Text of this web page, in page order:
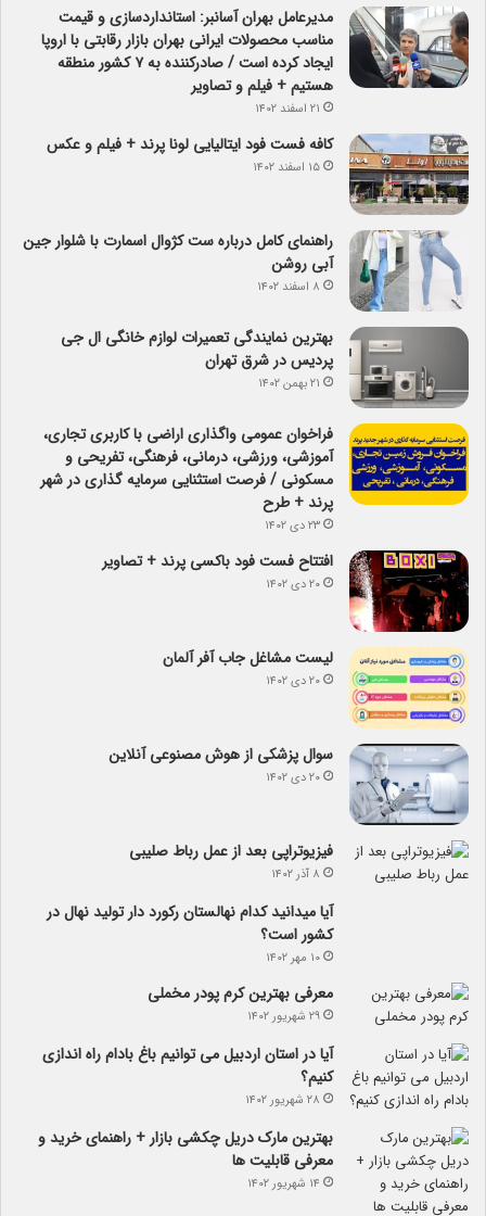
مدیرعامل بهران آسانبر: استانداردسازی و قیمت
مناسب محصولات ایرانی بهران بازار رقابتی با اروپا
ایجاد کرده است / صادرکننده به ۷ کشور منطقه
هستیم + فیلم و تصاویر
۲۱ اسفند ۱۴۰۲
کافه فست فود ایتالیایی لونا پرند + فیلم و عکس
۱۵ اسفند ۱۴۰۲
راهنمای کامل درباره ست کژوال اسمارت با شلوار جین
آبی روشن
۸ اسفند ۱۴۰۲
بهترین نمایندگی تعمیرات لوازم خانگی ال جی
پردیس در شرق تهران
۲۱ بهمن ۱۴۰۲
فراخوان عمومی واگذاری اراضی با کاربری تجاری،
آموزشی، ورزشی، درمانی، فرهنگی، تفریحی و
مسکونی / فرصت استثنایی سرمایه گذاری در شهر
پرند + طرح
۲۳ دی ۱۴۰۲
افتتاح فست فود باکسی پرند + تصاویر
۲۰ دی ۱۴۰۲
لیست مشاغل جاب آفر آلمان
۲۰ دی ۱۴۰۲
سوال پزشکی از هوش مصنوعی آنلاین
۲۰ دی ۱۴۰۲
فیزیوتراپی بعد از عمل رباط صلیبی
۸ آذر ۱۴۰۲
آیا می­دانید کدام نهالستان رکورد دار تولید نهال­ در
کشور است؟
۱۰ مهر ۱۴۰۲
معرفی بهترین کرم پودر مخملی
۲۹ شهریور ۱۴۰۲
آیا در استان اردبیل می توانیم باغ بادام راه اندازی
کنیم؟
۲۸ شهریور ۱۴۰۲
بهترین مارک دریل چکشی بازار + راهنمای خرید و
معرفی قابلیت ها
۱۴ شهریور ۱۴۰۲